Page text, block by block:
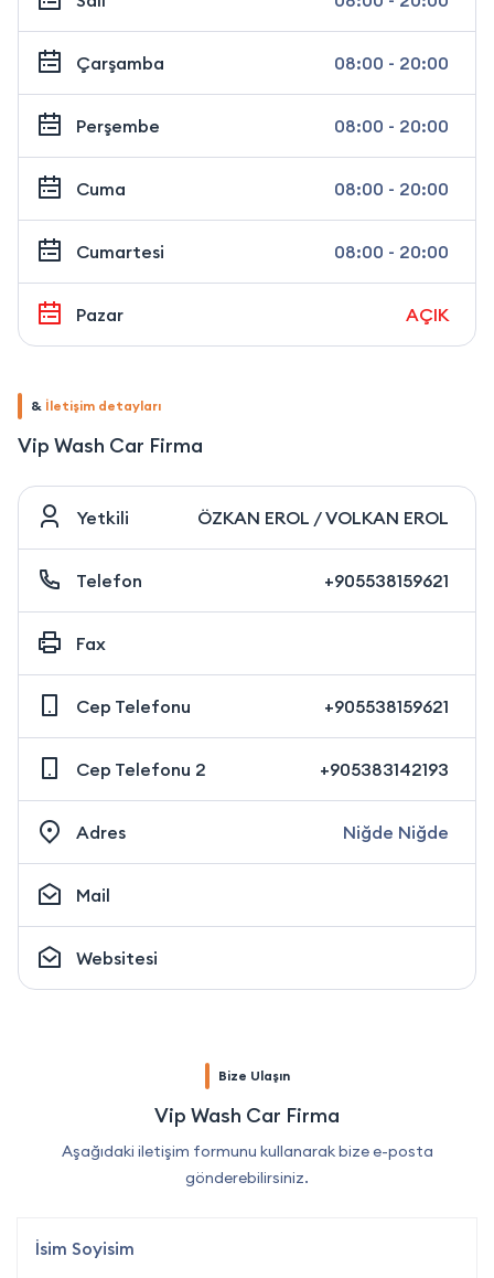
Çarşamba 08:00 - 20:00
Perşembe 08:00 - 20:00
Cuma 08:00 - 20:00
Cumartesi 08:00 - 20:00
Pazar AÇIK
& İletişim detayları
Vip Wash Car Firma
Yetkili ÖZKAN EROL / VOLKAN EROL
Telefon +905538159621
Fax
Cep Telefonu +905538159621
Cep Telefonu 2 +905383142193
Adres Niğde Niğde
Mail
Websitesi
Bize Ulaşın
Vip Wash Car Firma
Aşağıdaki iletişim formunu kullanarak bize e-posta
gönderebilirsiniz.